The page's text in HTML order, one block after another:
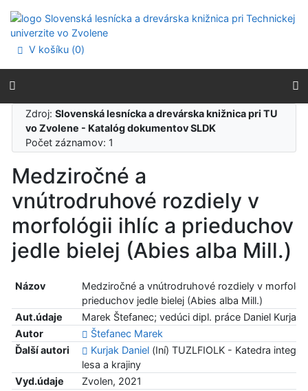
Prejsť na menu
Prehlásenie o webovej prístupnosti
V košíku (0)
Zdroj:Slovenská lesnícka a drevárska knižnica pri TU
vo Zvolene - Katalóg dokumentov SLDK
Počet záznamov: 1
Medziročné a
vnútrodruhové rozdiely v
morfológii ihlíc a prieduchov
jedle bielej (Abies alba Mill.)
Názov
Medziročné a vnútrodruhové rozdiely v
prieduchov jedle bielej (Abies alba Mill.)
Aut.údaje
Marek Štefanec; vedúci dipl. práce Daniel Kurjak
Autor
Štefanec Marek
Ďalší autori
Kurjak Daniel(Iní) TUZLFIOLK - Katedra
lesa a krajiny
Vyd.údaje
Zvolen, 2021